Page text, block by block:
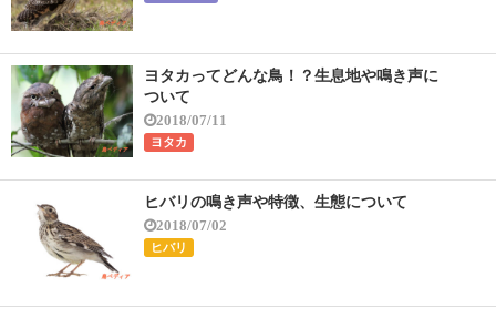
ヨタカってどんな鳥！？生息地や鳴き声に
ついて
2018/07/11
ヨタカ
ヒバリの鳴き声や特徴、生態について
2018/07/02
ヒバリ